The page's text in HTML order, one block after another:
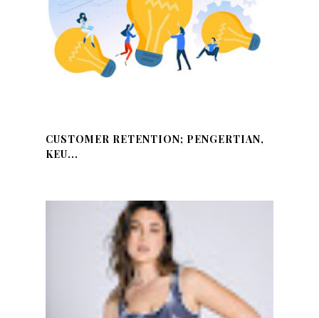
CUSTOMER RETENTION; PENGERTIAN,
KEU...